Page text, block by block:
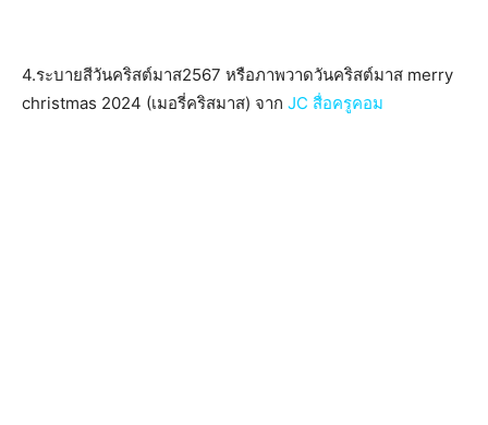
4.ระบายสีวันคริสต์มาส2567 หรือภาพวาดวันคริสต์มาส merry
christmas 2024 (เมอรี่คริสมาส) จาก JC สื่อครูคอม